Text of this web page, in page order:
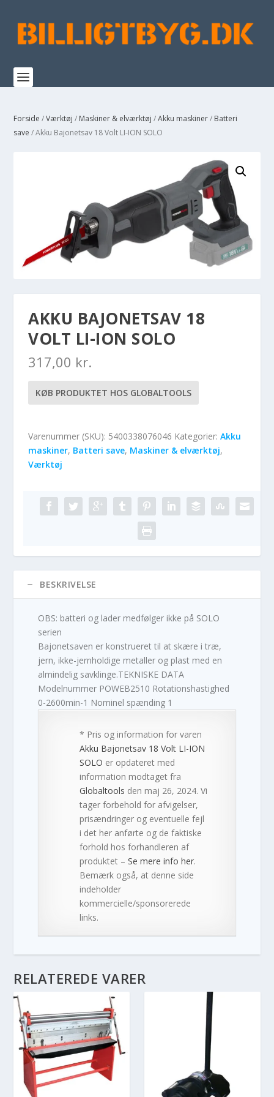
Forside /Værktøj / Maskiner & elværktøj /Akku maskiner/ Batteri
save / Akku Bajonetsav 18 Volt LI-ION SOLO
AKKU BAJONETSAV 18
VOLT LI-ION SOLO
317,00 kr.
KØB PRODUKTET HOS GLOBALTOOLS
Varenummer (SKU): 5400338076046 Kategorier:Akku
maskiner, Batteri save, Maskiner & elværktøj,
Værktøj
BESKRIVELSE
OBS: batteri og lader medfølger ikke på SOLO
serien
Bajonetsaven er konstrueret til at skære i træ,
jern, ikke-jernholdige metaller og plast med en
almindelig savklinge.TEKNISKE DATA
Modelnummer POWEB2510 Rotationshastighed
0-2600min-1 Nominel spænding 1
* Pris og information for varen
Akku Bajonetsav 18 Volt LI-ION
SOLO er opdateret med
information modtaget fra
Globaltools den maj 26, 2024. Vi
tager forbehold for afvigelser,
prisændringer og eventuelle fejl
i det her anførte og de faktiske
forhold hos forhandleren af
produktet –Se mere info her.
Bemærk også, at denne side
indeholder
kommercielle/sponsorerede
links.
RELATEREDE VARER